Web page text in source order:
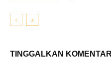
TINGGALKAN KOMENTAR